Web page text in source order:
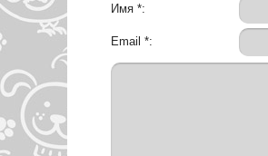
Имя *:
Email *: